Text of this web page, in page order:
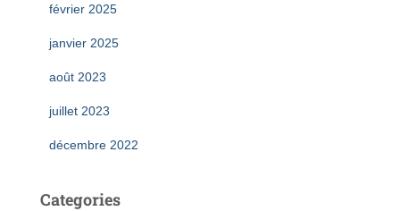
février 2025
janvier 2025
août 2023
juillet 2023
décembre 2022
Categories